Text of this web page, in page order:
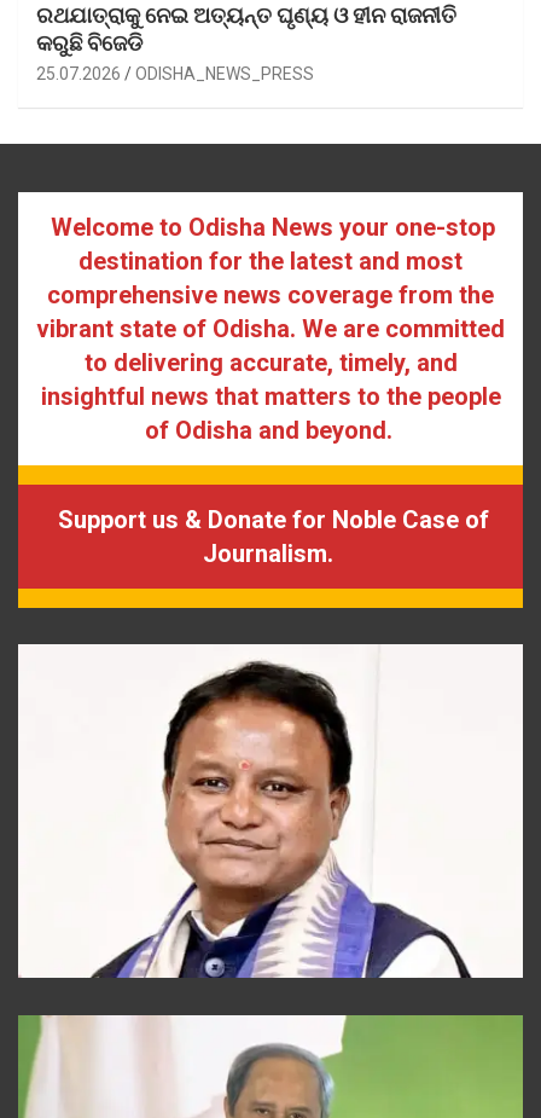
ରଥଯାତ୍ରାକୁ ନେଇ ଅତ୍ୟନ୍ତ ଘୃଣ୍ୟ ଓ ହୀନ ରାଜନୀତି
କରୁଛି ବିଜେଡି
25.07.2026 ODISHA_NEWS_PRESS
Welcome to Odisha News your one-stop
destination for the latest and most
comprehensive news coverage from the
vibrant state of Odisha. We are committed
to delivering accurate, timely, and
insightful news that matters to the people
of Odisha and beyond.
Support us & Donate for Noble Case of
Journalism.